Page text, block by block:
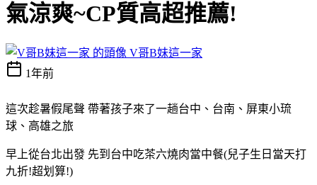
氣涼爽~CP質高超推薦!
V哥B妹這一家
1年前
這次趁暑假尾聲 帶著孩子來了一趟台中、台南、屏東小琉
球、高雄之旅
早上從台北出發 先到台中吃茶六燒肉當中餐(兒子生日當天打
九折!超划算!)